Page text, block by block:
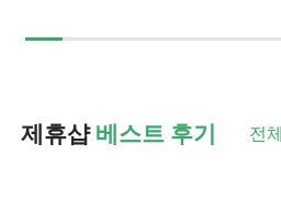
제휴샵 베스트 후기 전